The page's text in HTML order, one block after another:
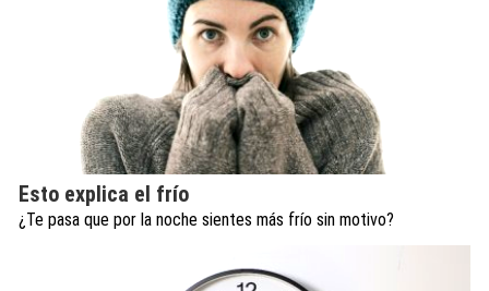
Esto explica el frío
¿Te pasa que por la noche sientes más frío sin motivo?